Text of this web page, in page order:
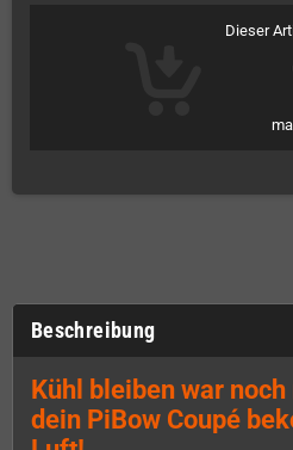
Dieser
Beschreibung
Kühl bleiben war
dein PiBow Coupé